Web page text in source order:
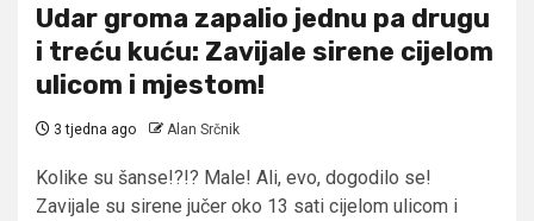
Udar groma zapalio jednu pa drugu
i treću kuću: Zavijale sirene cijelom
ulicom i mjestom!
3 tjedna ago Alan Srčnik
Kolike su šanse!?!? Male! Ali, evo, dogodilo se!
Zavijale su sirene jučer oko 13 sati cijelom ulicom i